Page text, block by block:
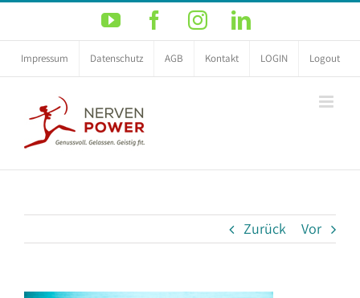
Zum
springen
YouTubeFacebookInstagramLinkedIn
Impressum Datenschutz AGB Kontakt LOGIN Logout
Zurück Vor